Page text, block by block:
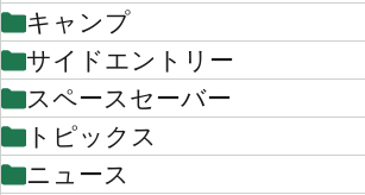
キャンプ
サイドエントリー
スペースセーバー
トピックス
ニュース